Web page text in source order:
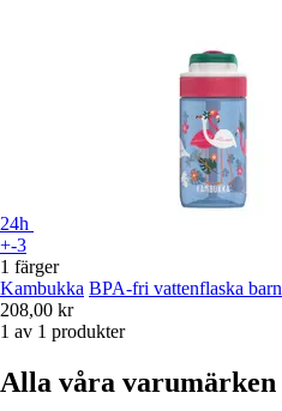
24h
+-3
1 färger
Kambukka BPA-fri vattenflaska barn
208,00 kr
1 av 1 produkter
Alla våra varumärken